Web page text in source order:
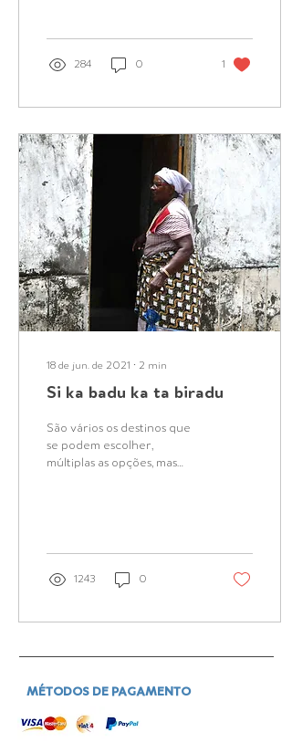
284 0 1
18 de jun. de 2021 ∙ 2 min
Si ka badu ka ta biradu
São vários os destinos que
se podem escolher,
múltiplas as opções, mas
1243 0
MÉTODOS DE PAGAMENTO